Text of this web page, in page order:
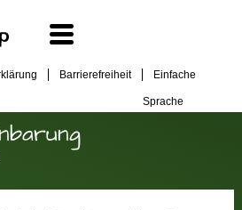
Barrierefreiheit Einfache
Sprache